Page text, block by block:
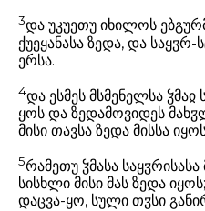
3და უკუეთუ იხილოს
ქუეყანასა ზედა, და
ერსა.
4და ესმეს მსმენელსა
ყოს და ზედამოვიდეს
მისი თავსა ზედა მისსა
5რამეთუ ჴმასა
სისხლი მისი მას ზედა
დაცვა-ყო, სული თჳსი